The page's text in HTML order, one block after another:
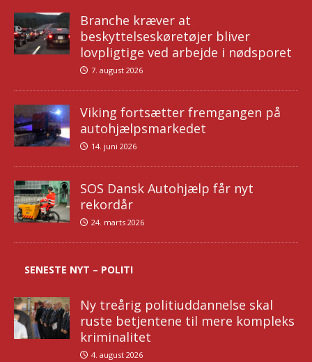
Branche kræver at
beskyttelseskøretøjer bliver
lovpligtige ved arbejde i nødsporet
7. august 2026
Viking fortsætter fremgangen på
autohjælpsmarkedet
14. juni 2026
SOS Dansk Autohjælp får nyt
rekordår
24. marts 2026
SENESTE NYT – POLITI
Ny treårig politiuddannelse skal
ruste betjentene til mere kompleks
kriminalitet
4. august 2026